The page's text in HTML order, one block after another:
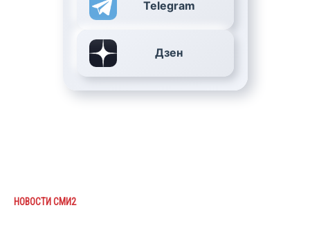
Telegram
Дзен
НОВОСТИ СМИ2